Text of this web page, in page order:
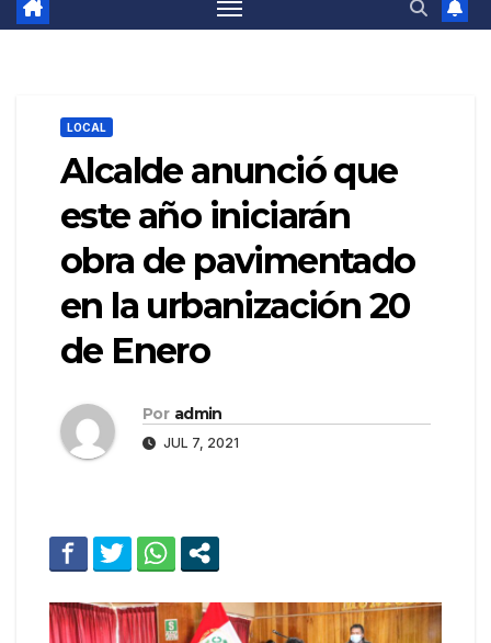
LOCAL
Alcalde anunció que
este año iniciarán
obra de pavimentado
en la urbanización 20
de Enero
Por admin
JUL 7, 2021